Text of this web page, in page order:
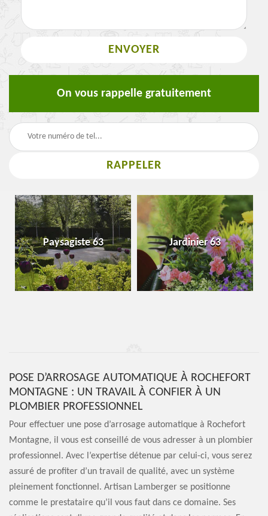
On vous rappelle gratuitement
Paysagiste 63 Jardinier 63
POSE D’ARROSAGE AUTOMATIQUE À ROCHEFORT
MONTAGNE : UN TRAVAIL À CONFIER À UN
PLOMBIER PROFESSIONNEL
Pour effectuer une pose d’arrosage automatique à Rochefort
Montagne, il vous est conseillé de vous adresser à un plombier
professionnel. Avec l’expertise détenue par celui-ci, vous serez
assuré de profiter d’un travail de qualité, avec un système
pleinement fonctionnel. Artisan Lamberger se positionne
comme le prestataire qu’il vous faut dans ce domaine. Ses